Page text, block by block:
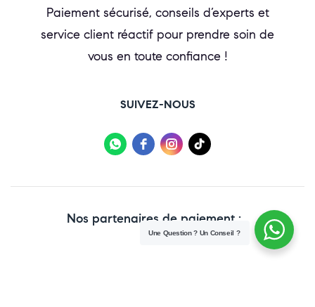
Paiement sécurisé, conseils d’experts et
service client réactif pour prendre soin de
vous en toute confiance !
SUIVEZ-NOUS
Nos partenaires de paiement :
Une Question ? Un Conseil ?